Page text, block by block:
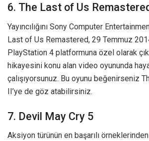
6. The Last of Us
Yayıncılığını Sony Computer
Last of Us Remastered, 29 Temmuz
PlayStation 4 platformuna özel olarak
hikayesini konu alan video oyununda
çalışıyorsunuz. Bu oyunu beğenirseniz
II’ye de göz atabilirsiniz.
7. Devil May Cry 5
Aksiyon türünün en başarılı